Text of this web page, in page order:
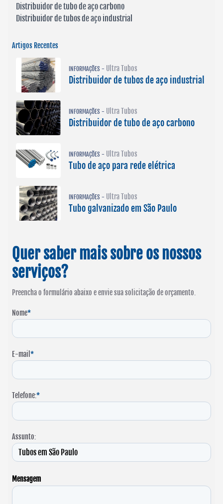
Distribuidor de tubo de aço carbono
Distribuidor de tubos de aço industrial
Artigos Recentes
INFORMAÇÕES - Ultra Tubos
Distribuidor de tubos de aço industrial
INFORMAÇÕES - Ultra Tubos
Distribuidor de tubo de aço carbono
INFORMAÇÕES - Ultra Tubos
Tubo de aço para rede elétrica
INFORMAÇÕES - Ultra Tubos
Tubo galvanizado em São Paulo
Quer saber mais sobre os nossos
serviços?
Preencha o formulário abaixo e envie sua solicitação de orçamento.
Nome*
E-mail *
Telefone:*
Assunto:
Mensagem